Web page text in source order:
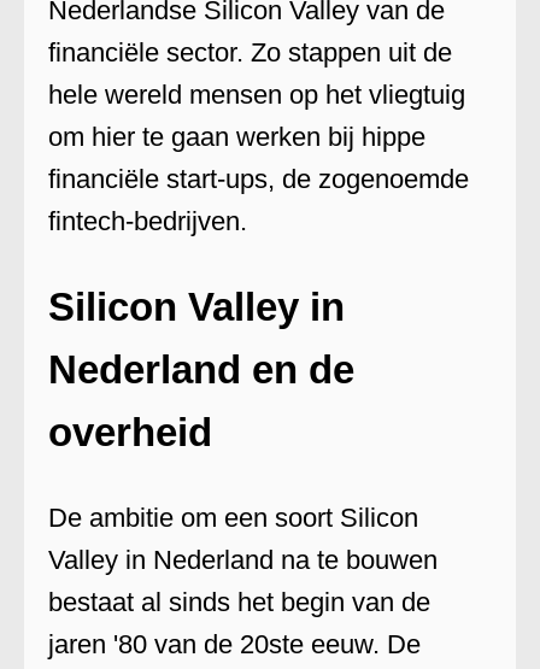
Nederlandse Silicon Valley van de
financiële sector. Zo stappen uit de
hele wereld mensen op het vliegtuig
om hier te gaan werken bij hippe
financiële start-ups, de zogenoemde
fintech-bedrijven.
Silicon Valley in
Nederland en de
overheid
De ambitie om een soort Silicon
Valley in Nederland na te bouwen
bestaat al sinds het begin van de
jaren '80 van de 20ste eeuw. De